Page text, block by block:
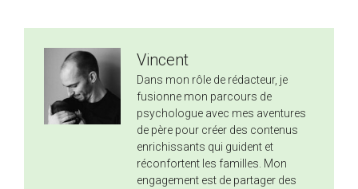
Vincent
Dans mon rôle de rédacteur, je
fusionne mon parcours de
psychologue avec mes aventures
de père pour créer des contenus
enrichissants qui guident et
réconfortent les familles. Mon
engagement est de partager des